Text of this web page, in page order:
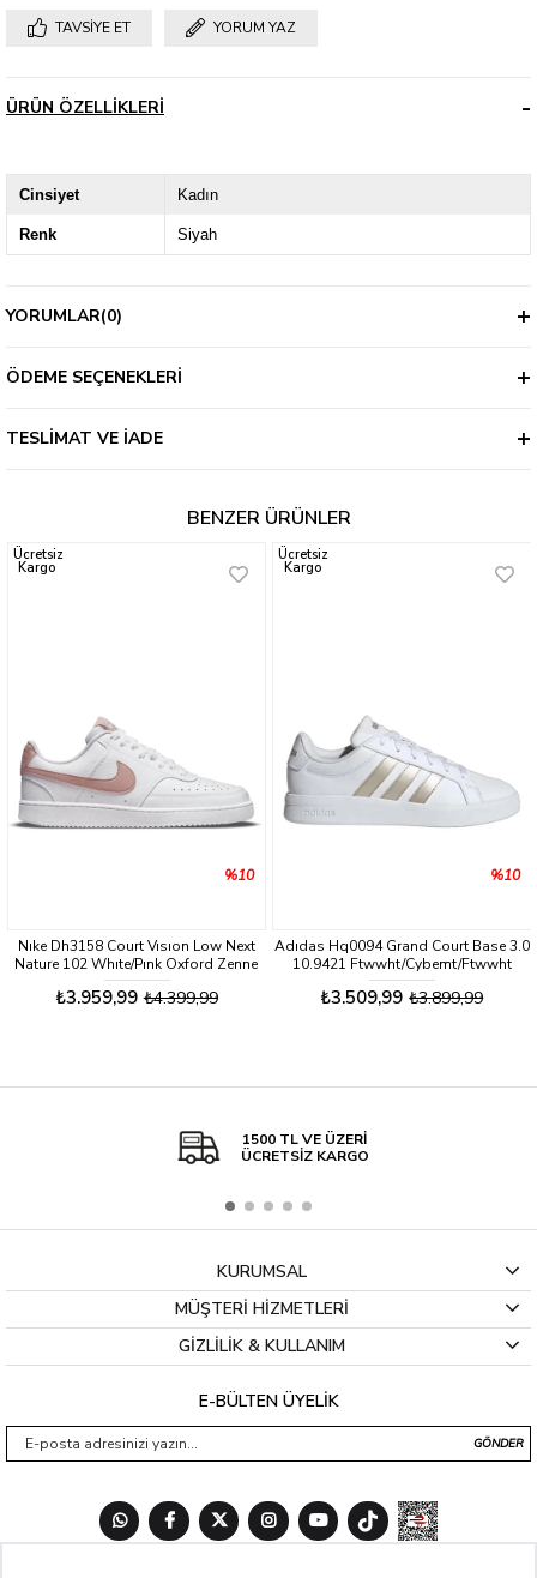
TAVSIYE ET YORUM YAZ
ÜRÜN ÖZELLIKLERI
Cinsiyet Kadın
Renk Siyah
YORUMLAR(0)
ÖDEME SEÇENEKLERI
TESLIMAT VE İADE
BENZER ÜRÜNLER
Nıke Dh3158 Court Vısıon Low Next
Nature 102 Whıte/Pınk Oxford Zenne
Sneaker Ayakkabı
₺3.959,99 ₺4.399,99
%10
Ücretsiz
Kargo
Adıdas Hq0094 Grand Court Base 3.0
10.9421 Ftwwht/Cybemt/Ftwwht
Zenne Sneaker Ayakkabı
₺3.509,99 ₺3.899,99
%10
Ücretsiz
Kargo
1500 TL VE ÜZERİ
ÜCRETSİZ KARGO
KURUMSAL
MÜŞTERİ HİZMETLERİ
GİZLİLİK & KULLANIM
E-BÜLTEN ÜYELİK
GÖNDER